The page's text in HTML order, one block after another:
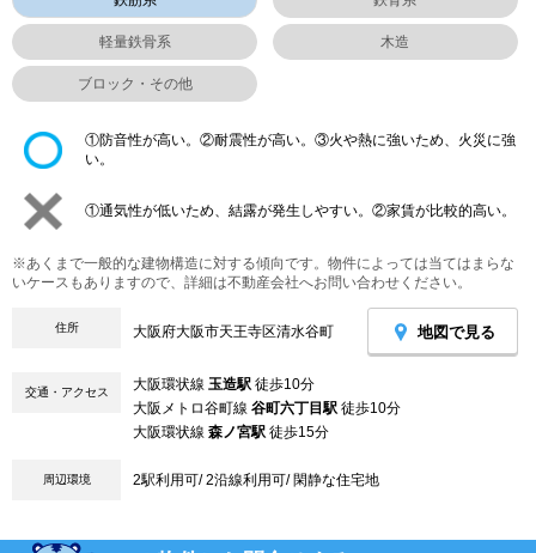
軽量鉄骨系 木造
ブロック・その他
①防音性が高い。②耐震性が高い。③火や熱に強いため、火災に強
い。
①通気性が低いため、結露が発生しやすい。②家賃が比較的高い。
※あくまで一般的な建物構造に対する傾向です。物件によっては当てはまらな
いケースもありますので、詳細は不動産会社へお問い合わせください。
住所 大阪府大阪市天王寺区清水谷町 地図で見る
交通・アクセス 大阪環状線 玉造駅 徒歩10分
大阪メトロ谷町線 谷町六丁目駅 徒歩10分
大阪環状線 森ノ宮駅 徒歩15分
周辺環境 2駅利用可/ 2沿線利用可/ 閑静な住宅地